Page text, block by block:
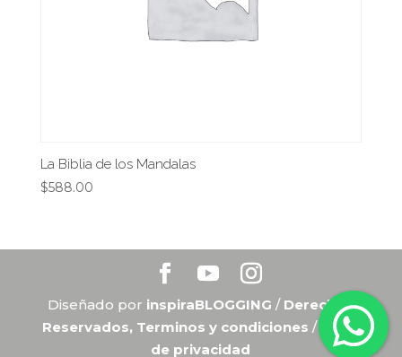
La Biblia de los Mandalas
$588.00
Diseñado por inspiraBLOGGING / Derechos
Reservados, Terminos y condiciones / Aviso
de privacidad